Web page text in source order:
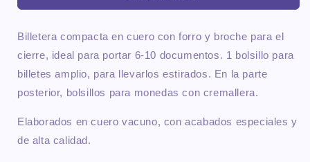
Billetera compacta en cuero con forro y broche para el
cierre, ideal para portar 6-10 documentos. 1 bolsillo para
billetes amplio, para llevarlos estirados. En la parte
posterior, bolsillos para monedas con cremallera.
Elaborados en cuero vacuno, con acabados especiales y
de alta calidad.